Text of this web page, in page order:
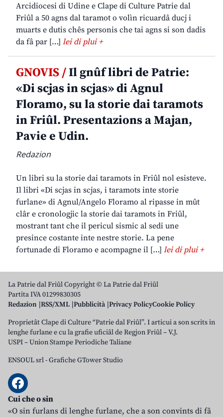
Arcidiocesi di Udine e Clape di Culture Patrie dal
Friûl a 50 agns dal taramot o volìn ricuardâ ducj i
muarts e dutis chês personis che tai agns si son dadis
da fâ par […] lei di plui +
GNOVIS /Il gnûf libri de Patrie:
«Di scjas in scjas» di Agnul
Floramo, su la storie dai taramots
in Friûl. Presentazions a Majan,
Pavie e Udin.
Redazion
Un libri su la storie dai taramots in Friûl nol esisteve.
Il libri «Di scjas in scjas, i taramots inte storie
furlane» di Agnul/Angelo Floramo al ripasse in mût
clâr e cronologjic la storie dai taramots in Friûl,
mostrant tant che il pericul sismic al sedi une
presince costante inte nestre storie. La pene
fortunade di Floramo e acompagne il […] lei di plui +
La Patrie dal Friûl Copyright © La Patrie dal Friûl
Partita IVA 01299830305
Redazion RSS/XML Pubblicità Privacy PolicyCookie Policy
Proprietât Clape di Culture “Patrie dal Friûl”. I articui a son scrits in
lenghe furlane e cu la grafie uficiâl de Regjon Friûl – V.J.
USPI – Union Stampe Periodiche Taliane
ENSOUL srl-Grafiche GTower Studio
Cui che o sin
«O sin furlans di lenghe furlane, che a son convints di fâ